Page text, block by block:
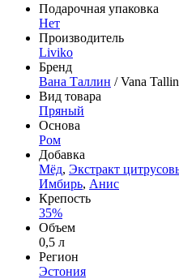
Подарочная упаковка
Нет
Производитель
Liviko
Бренд
Вана Таллин / Vana
Вид товара
Пряный
Основа
Ром
Добавка
Мёд, Экстракт
Имбирь, Анис
Крепость
35%
Объем
0,5 л
Регион
Эстония